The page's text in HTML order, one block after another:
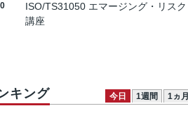
ISO/TS31050 エマージング・リスク
講座
キング 今日 1週間 1ヵ月